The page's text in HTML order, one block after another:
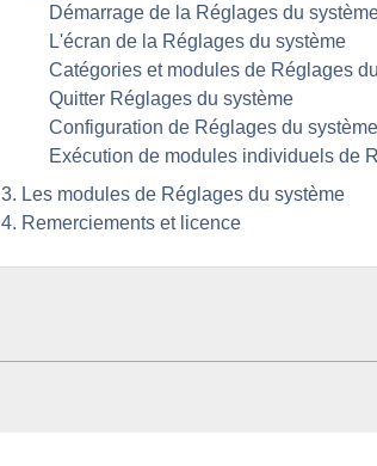
Démarrage de la Réglages du
L'écran de la Réglages du système
Catégories et modules de Réglages
Quitter Réglages du système
Configuration de Réglages du système
Exécution de modules individuels de
3. Les modules de Réglages du système
4. Remerciements et licence